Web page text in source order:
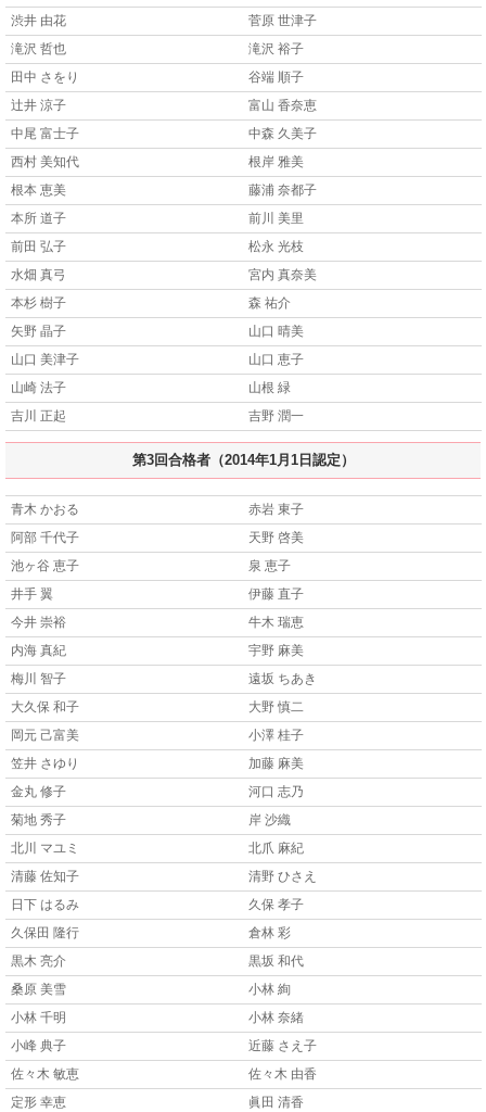
渋井 由花
菅原 世津子
滝沢 哲也
滝沢 裕子
田中 さをり
谷端 順子
辻井 涼子
富山 香奈恵
中尾 富士子
中森 久美子
西村 美知代
根岸 雅美
根本 恵美
藤浦 奈都子
本所 道子
前川 美里
前田 弘子
松永 光枝
水畑 真弓
宮内 真奈美
本杉 樹子
森 祐介
矢野 晶子
山口 晴美
山口 美津子
山口 恵子
山崎 法子
山根 緑
吉川 正起
吉野 潤一
第3回合格者（2014年1月1日認定）
青木 かおる
赤岩 東子
阿部 千代子
天野 啓美
池ヶ谷 恵子
泉 恵子
井手 翼
伊藤 直子
今井 崇裕
牛木 瑞恵
内海 真紀
宇野 麻美
梅川 智子
遠坂 ちあき
大久保 和子
大野 慎二
岡元 己富美
小澤 桂子
笠井 さゆり
加藤 麻美
金丸 修子
河口 志乃
菊地 秀子
岸 沙織
北川 マユミ
北爪 麻紀
清藤 佐知子
清野 ひさえ
日下 はるみ
久保 孝子
久保田 隆行
倉林 彩
黒木 亮介
黒坂 和代
桑原 美雪
小林 絢
小林 千明
小林 奈緒
小峰 典子
近藤 さえ子
佐々木 敏恵
佐々木 由香
定形 幸恵
眞田 清香